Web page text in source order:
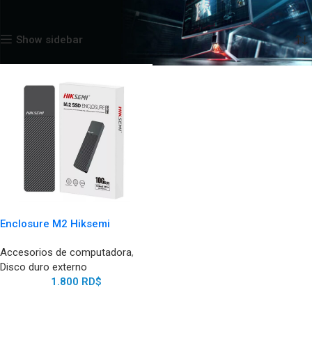
Show sidebar
Enclosure M2 Hiksemi
Accesorios de computadora,
Disco duro externo
1.800 RD$